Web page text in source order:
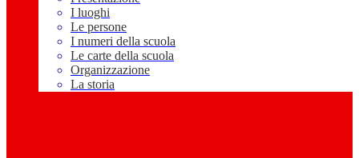
I luoghi
Le persone
I numeri della scuola
Le carte della scuola
Organizzazione
La storia